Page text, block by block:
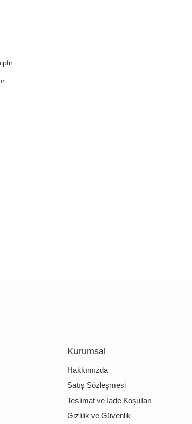
Kurumsal
Hakkımızda
Satış Sözleşmesi
Teslimat ve İade Koşulları
Gizlilik ve Güvenlik